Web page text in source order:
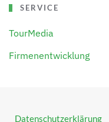
SERVICE
TourMedia
Firmenentwicklung
Datenschutzerklärung